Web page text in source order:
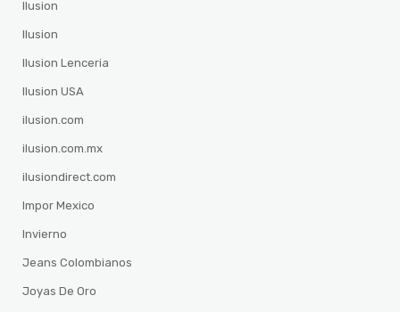
Ilusion
Ilusion
Ilusion Lenceria
Ilusion USA
ilusion.com
ilusion.com.mx
ilusiondirect.com
Impor Mexico
Invierno
Jeans Colombianos
Joyas De Oro